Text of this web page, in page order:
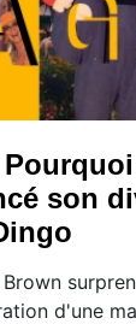
son
d'une